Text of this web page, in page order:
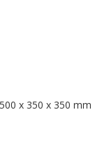
x 350 x 350 mm